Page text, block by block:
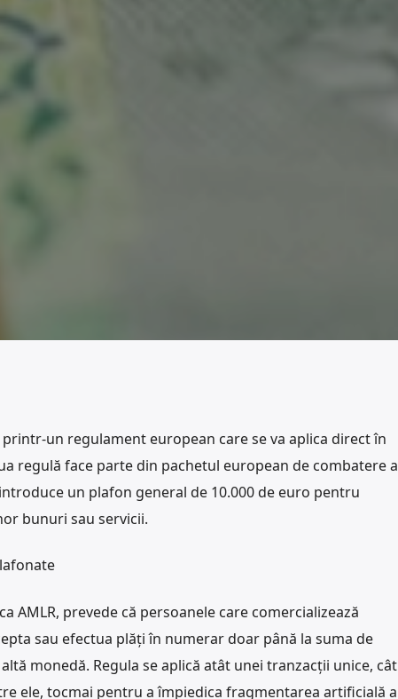
un regulament european care se va aplica direct în
regulă face parte din pachetul european de combatere a
un plafon general de 10.000 de euro pentru
bunuri sau servicii.
AMLR, prevede că persoanele care comercializează
sau efectua plăți în numerar doar până la suma de
monedă. Regula se aplică atât unei tranzacții unice, cât
ele, tocmai pentru a împiedica fragmentarea artificială a